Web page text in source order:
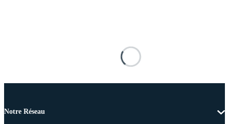
Notre Réseau